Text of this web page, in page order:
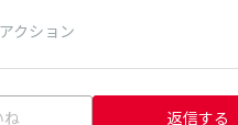
クション
ね 返信する